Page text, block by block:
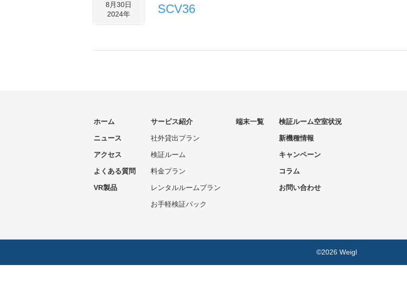
8月30日
2024年
SCV36
ホーム
ニュース
アクセス
よくある質問
VR製品
サービス紹介
社外貸出プラン
検証ルーム
料金プラン
レンタルルームプラン
お手軽検証パック
端末一覧 検証ルーム空室状況
新機種情報
キャンペーン
コラム
お問い合わせ
©2026 Weigl